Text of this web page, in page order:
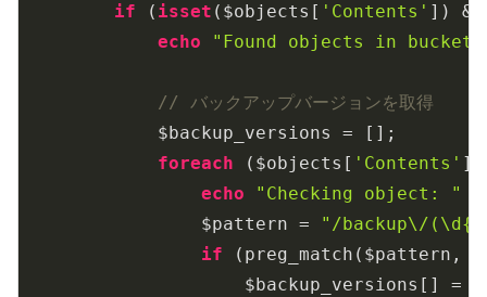
if ( isset ($objects[ 'Contents' ])
echo
"Found objects in bucket:
// バックアップバージョンを取得
            $backup_versions = [];
foreach ($objects[ 'Contents' ]
echo
"Checking object: "
                $pattern =
"/backup\/
if (preg_match($pattern,
$backup_versions[] =